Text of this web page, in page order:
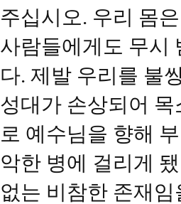
주십시오. 우리 몸
사람들에게도 무시
다. 제발 우리를 불
성대가 손상되어
로 예수님을 향해
악한 병에 걸리게
없는 비참한 존재